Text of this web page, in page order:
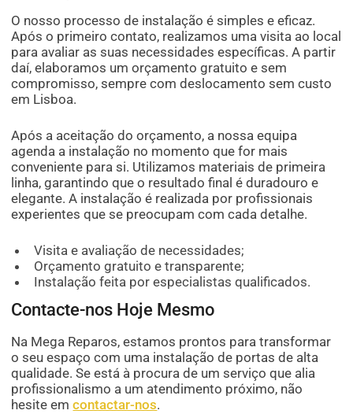
O nosso processo de instalação é simples e eficaz.
Após o primeiro contato, realizamos uma visita ao local
para avaliar as suas necessidades específicas. A partir
daí, elaboramos um orçamento gratuito e sem
compromisso, sempre com deslocamento sem custo
em Lisboa.
Após a aceitação do orçamento, a nossa equipa
agenda a instalação no momento que for mais
conveniente para si. Utilizamos materiais de primeira
linha, garantindo que o resultado final é duradouro e
elegante. A instalação é realizada por profissionais
experientes que se preocupam com cada detalhe.
Visita e avaliação de necessidades;
Orçamento gratuito e transparente;
Instalação feita por especialistas qualificados.
Contacte-nos Hoje Mesmo
Na Mega Reparos, estamos prontos para transformar
o seu espaço com uma instalação de portas de alta
qualidade. Se está à procura de um serviço que alia
profissionalismo a um atendimento próximo, não
hesite emcontactar-nos.